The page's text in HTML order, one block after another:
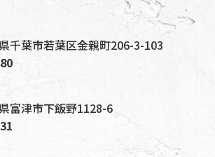
千葉市若葉区金親町206-3-103
富津市下飯野1128-6